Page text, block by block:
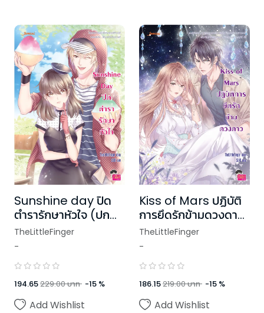
Sunshine day ปิด
ตำรารักษาหัวใจ (ปก
ใหม่)
TheLittleFinger
-
194.65229.00บาท -15 %
Add Wishlist
Kiss of Mars ปฏิบัติ
การยึดรักข้ามดวงดาว
(ปกใหม่)
TheLittleFinger
-
186.15219.00บาท -15 %
Add Wishlist